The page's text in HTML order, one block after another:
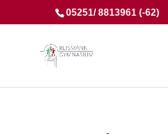
05251/ 8813961 (-62)